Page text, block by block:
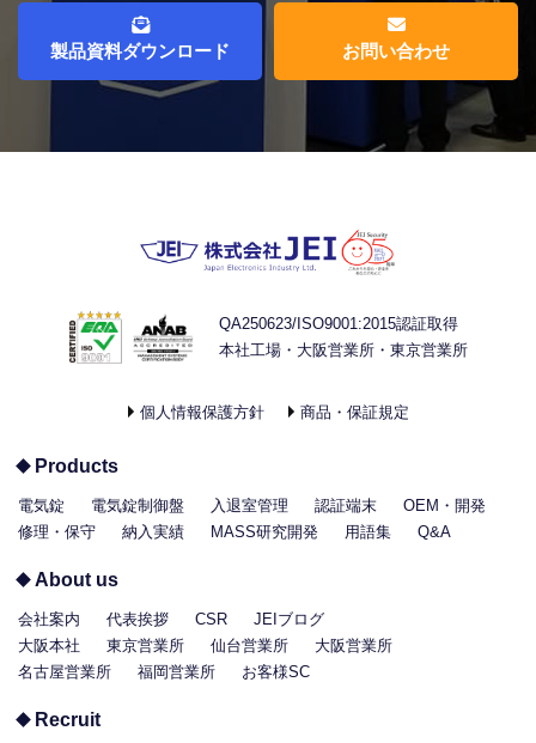
製品資料ダウンロード お問い合わせ
QA250623/ISO9001:2015認証取得
本社工場・大阪営業所・東京営業所
個人情報保護方針 商品・保証規定
Products
電気錠 電気錠制御盤 入退室管理 認証端末
OEM・開発
修理・保守
納入実績 MASS研究開発 用語集 Q&A
About us
会社案内 代表挨拶 CSR
JEIブログ
大阪本社
東京営業所 仙台営業所
大阪営業所
名古屋営業所
福岡営業所 お客様SC
Recruit